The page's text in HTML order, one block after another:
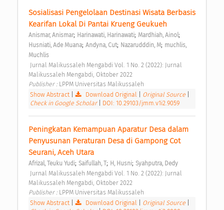
Sosialisasi Pengelolaan Destinasi Wisata Berbasis
Kearifan Lokal Di Pantai Krueng Geukueh
Anismar, Anismar; Harinawati, Harinawati; Mardhiah, Ainol;
Husniati, Ade Muana; Andyna, Cut; Nazarudddin, M; muchlis,
Muchlis
Malikussaleh Mengabdi, Oktober 2022
Publisher : LPPM Universitas Malikussaleh
Show Abstract
Download Original Original Source
Check in Google Scholar
DOI: 10.29103/jmm.v1i2.9059
Peningkatan Kemampuan Aparatur Desa dalam
Penyusunan Peraturan Desa di Gampong Cot
Seurani, Aceh Utara
Afrizal, Teuku Yudi; Saifullah, T; H, Husni; Syahputra, Dedy
Malikussaleh Mengabdi, Oktober 2022
Publisher : LPPM Universitas Malikussaleh
Show Abstract
Download Original Original Source